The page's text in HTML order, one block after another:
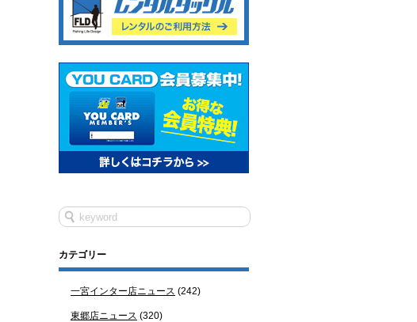
カテゴリー
一宮インター店ニュース (242)
東郷店ニュース (320)